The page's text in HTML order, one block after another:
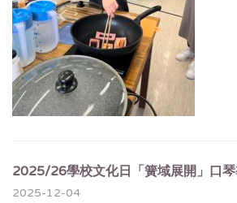
2025/26學校文化日「簧域展開」口
2025-12-04